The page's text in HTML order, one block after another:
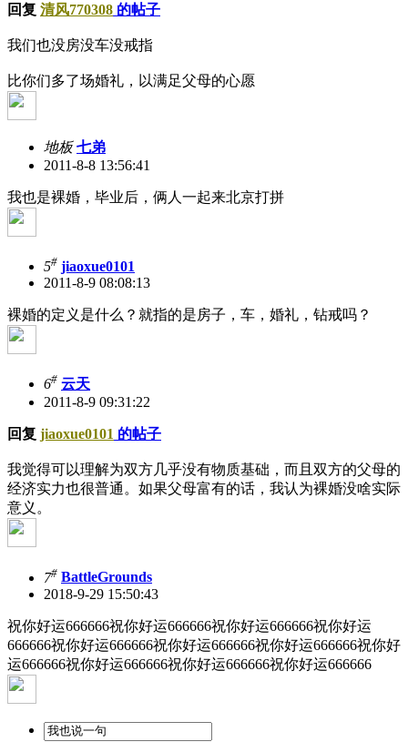
回复 清风770308 的帖子
我们也没房没车没戒指
比你们多了场婚礼，以满足父母的心愿
地板 七弟
2011-8-8 13:56:41
我也是裸婚，毕业后，俩人一起来北京打拼
5# jiaoxue0101
2011-8-9 08:08:13
裸婚的定义是什么？就指的是房子，车，婚礼，钻戒吗？
6# 云天
2011-8-9 09:31:22
回复 jiaoxue0101 的帖子
我觉得可以理解为双方几乎没有物质基础，而且双方的父母的
经济实力也很普通。如果父母富有的话，我认为裸婚没啥实际
意义。
7# BattleGrounds
2018-9-29 15:50:43
祝你好运666666祝你好运666666祝你好运666666祝你好运
666666祝你好运666666祝你好运666666祝你好运666666祝你好
运666666祝你好运666666祝你好运666666祝你好运666666